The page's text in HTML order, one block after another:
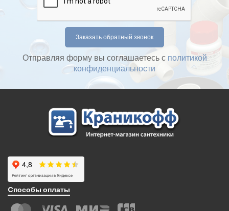
Отправляя форму вы соглашаетесь с политикой
конфиденциальности
Cпособы оплаты